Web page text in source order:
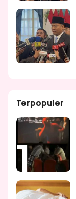
Terpopuler